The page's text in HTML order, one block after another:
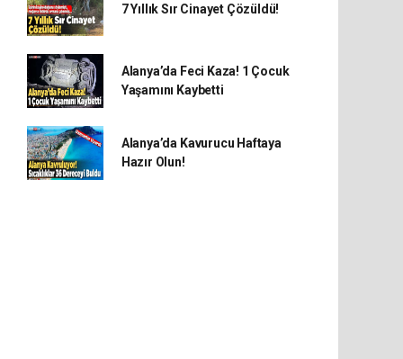
7 Yıllık Sır Cinayet Çözüldü!
Alanya’da Feci Kaza! 1 Çocuk
Yaşamını Kaybetti
Alanya’da Kavurucu Haftaya
Hazır Olun!